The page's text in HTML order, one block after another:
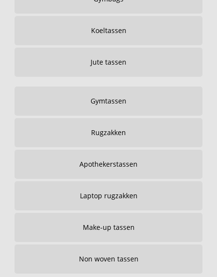
Koeltassen
Jute tassen
Gymtassen
Rugzakken
Apothekerstassen
Laptop rugzakken
Make-up tassen
Non woven tassen